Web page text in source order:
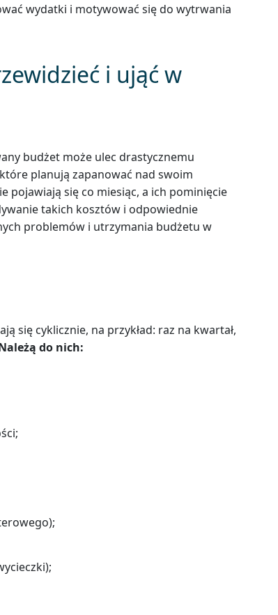
wydatki i motywować się do wytrwania
i ująć w
budżet może ulec drastycznemu
planują zapanować nad swoim
pojawiają się co miesiąc, a ich pominięcie
takich kosztów i odpowiednie
problemów i utrzymania budżetu w
się cyklicznie, na przykład: raz na kwartał,
do nich: